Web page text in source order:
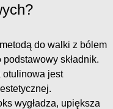
do walki z bólem
składnik.
otulinowa jest
wygładza, upiększa